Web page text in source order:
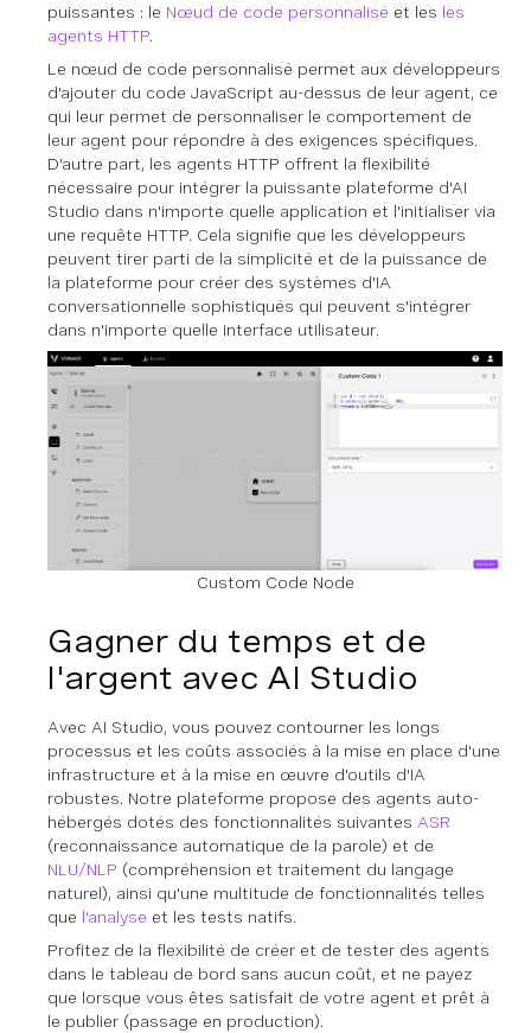
puissantes : le Nœud de code personnalisé et les les
agents HTTP.
Le nœud de code personnalisé permet aux développeurs
d'ajouter du code JavaScript au-dessus de leur agent, ce
qui leur permet de personnaliser le comportement de
leur agent pour répondre à des exigences spécifiques.
D'autre part, les agents HTTP offrent la flexibilité
nécessaire pour intégrer la puissante plateforme d'AI
Studio dans n'importe quelle application et l'initialiser via
une requête HTTP. Cela signifie que les développeurs
peuvent tirer parti de la simplicité et de la puissance de
la plateforme pour créer des systèmes d'IA
conversationnelle sophistiqués qui peuvent s'intégrer
dans n'importe quelle interface utilisateur.
Custom Code Node
Gagner du temps et de
l'argent avec AI Studio
Avec AI Studio, vous pouvez contourner les longs
processus et les coûts associés à la mise en place d'une
infrastructure et à la mise en œuvre d'outils d'IA
robustes. Notre plateforme propose des agents auto-
hébergés dotés des fonctionnalités suivantes ASR
(reconnaissance automatique de la parole) et de
NLU/NLP (compréhension et traitement du langage
naturel), ainsi qu'une multitude de fonctionnalités telles
que l'analyse et les tests natifs.
Profitez de la flexibilité de créer et de tester des agents
dans le tableau de bord sans aucun coût, et ne payez
que lorsque vous êtes satisfait de votre agent et prêt à
le publier (passage en production).